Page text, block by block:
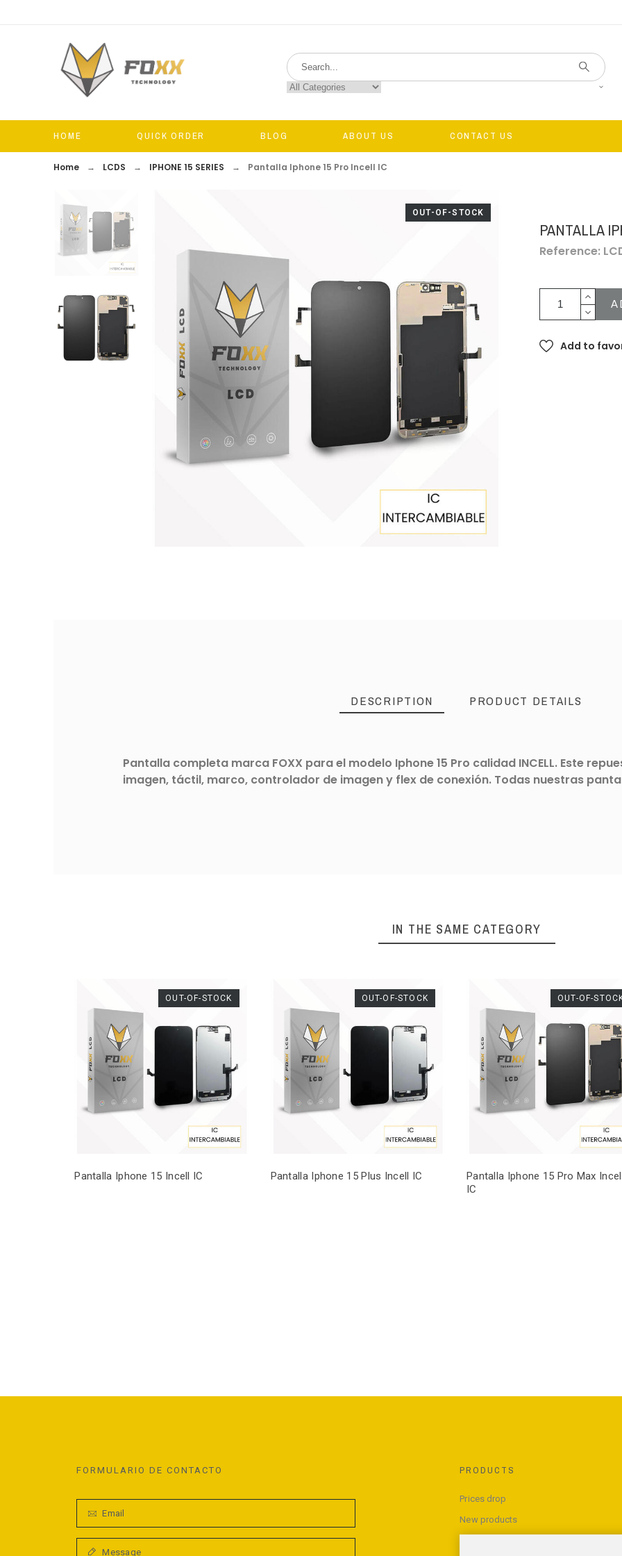
HOME QUICK ORDER BLOG ABOUT US CONTACT US
Home LCDS IPHONE 15 SERIES Pantalla Iphone 15 Pro Incell IC
OUT-OF-STOCK
PANTALLA
Reference:
Add to
DESCRIPTION PRODUCT DETAILS
Pantalla completa marca FOXX para el modelo Iphone 15 Pro calidad INCELL. Este
imagen, táctil, marco, controlador de imagen y flex de conexión. Todas nuestras
IN THE SAME CATEGORY
Pantalla Iphone 15 Incell IC
OUT-OF-STOCK
Pantalla Iphone 15 Plus Incell IC
OUT-OF-STOCK
Pantalla Iphone 15 Pro Max
IC
OUT-OF-
FORMULARIO DE CONTACTO PRODUCTS
Prices drop
New products